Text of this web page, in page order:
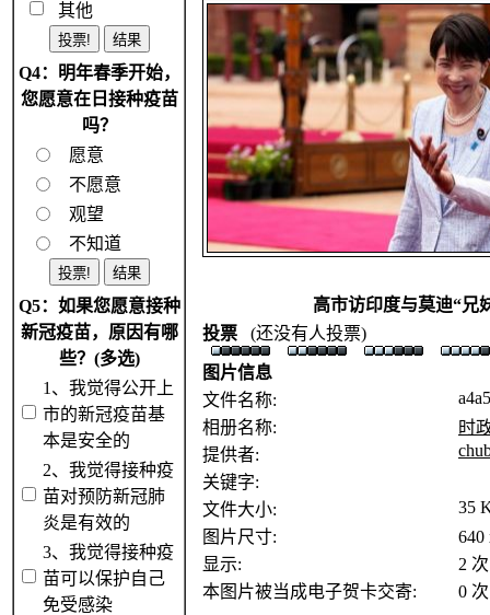
其他
Q4：明年春季开始，
您愿意在日接种疫苗
吗？
愿意
不愿意
观望
不知道
Q5：如果您愿意接种
新冠疫苗，原因有哪
些？(多选)
1、我觉得公开上
市的新冠疫苗基
本是安全的
2、我觉得接种疫
苗对预防新冠肺
炎是有效的
3、我觉得接种疫
苗可以保护自己
免受感染
高市访印度与莫迪“兄
投票
(还没有人投票)
图片信息
文件名称:
相册名称:
时
提供者:
关键字:
文件大小:
35
图片尺寸:
640
显示:
2 次
本图片被当成电子贺卡交寄:
0 次